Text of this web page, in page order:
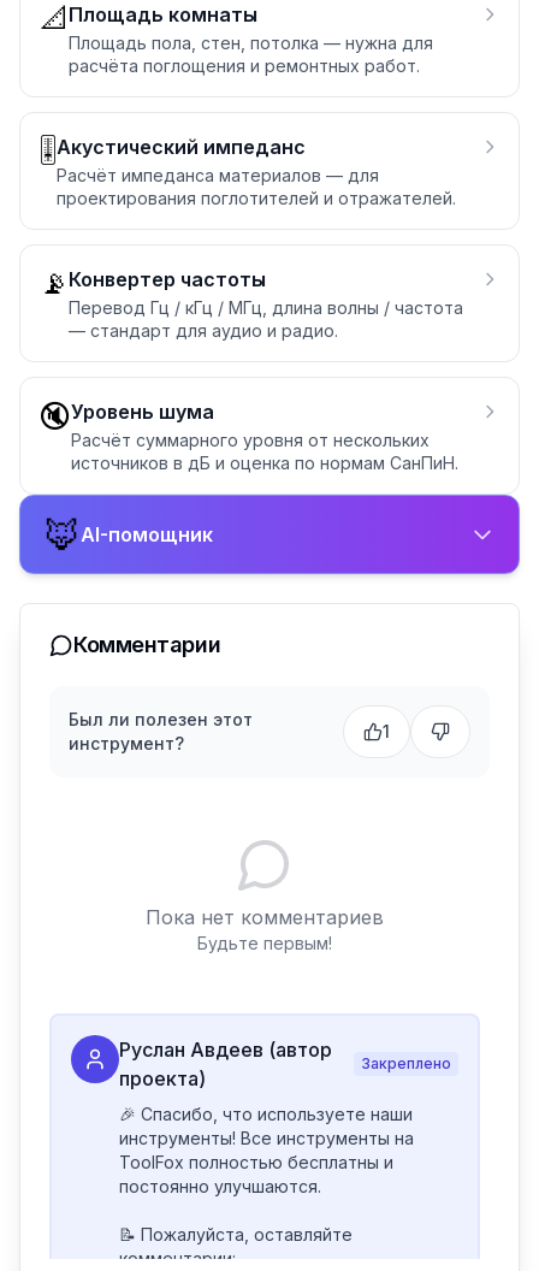
📐 Площадь комнаты
Площадь пола, стен, потолка — нужна для
расчёта поглощения и ремонтных работ.
🎚️ Акустический импеданс
Расчёт импеданса материалов — для
проектирования поглотителей и отражателей.
📡 Конвертер частоты
Перевод Гц / кГц / МГц, длина волны / частота
— стандарт для аудио и радио.
🔇Уровень шума
Расчёт суммарного уровня от нескольких
источников в дБ и оценка по нормам СанПиН.
🦊AI-помощник
Комментарии
Был ли полезен этот
инструмент?
1
Пока нет комментариев
Будьте первым!
Руслан Авдеев (автор
проекта)
Закреплено
🎉 Спасибо, что используете наши
инструменты! Все инструменты на
ToolFox полностью бесплатны и
постоянно улучшаются.
📝 Пожалуйста, оставляйте
комментарии: